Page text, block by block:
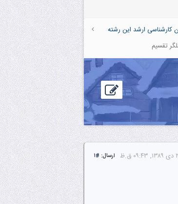
کارشناسی ارشد این رشته
تقسیم
ارسال: #۱
ق.ظ